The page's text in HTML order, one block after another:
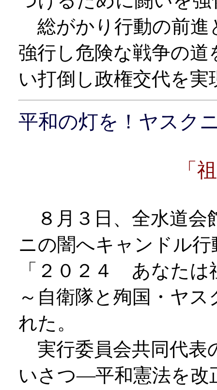
総がかり行動の前進
強行し危険な戦争の
い打倒し政権交代を実
平和の灯を！ヤスク
「祖
８月３日、全水道会
ニの闇へキャンドル
「２０２４ あなたは
～自衛隊と殉国・ヤ
れた。
実行委員会共同代表
いさつ―平和憲法を改